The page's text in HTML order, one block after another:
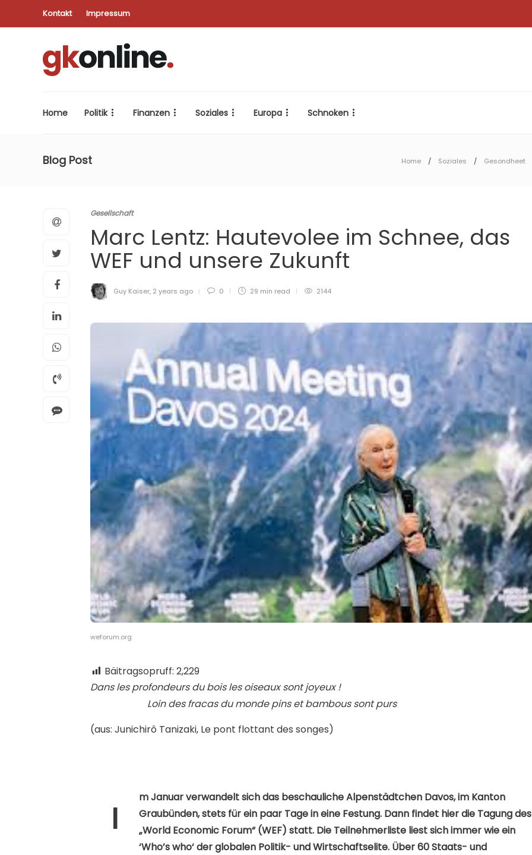
Kontakt Impressum
Home Politik Finanzen Soziales Europa Schnoken
Blog Post Home Soziales Gesondheet
Gesellschaft
Marc Lentz: Hautevolee im Schnee, das
WEF und unsere Zukunft
Guy Kaiser, 2 years ago 0 29 min read 2144
weforum.org
Bäitragsopruff: 2,229
Dans les profondeurs du bois les oiseaux sont joyeux !
Loin des fracas du monde pins et bambous sont purs
(aus: Junichirô Tanizaki, Le pont flottant des songes)
I
m Januar verwandelt sich das beschauliche Alpenstädtchen Davos, im Kanton
Graubünden, stets für ein paar Tage in eine Festung. Dann findet hier die Tagung des
„World Economic Forum“ (WEF) statt. Die Teilnehmerliste liest sich immer wie ein
‘Who’s who‘ der globalen Politik- und Wirtschaftselite. Über 60 Staats- und